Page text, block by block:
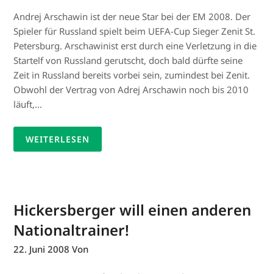
Andrej Arschawin ist der neue Star bei der EM 2008. Der
Spieler für Russland spielt beim UEFA-Cup Sieger Zenit St.
Petersburg. Arschawinist erst durch eine Verletzung in die
Startelf von Russland gerutscht, doch bald dürfte seine
Zeit in Russland bereits vorbei sein, zumindest bei Zenit.
Obwohl der Vertrag von Adrej Arschawin noch bis 2010
läuft,…
WEITERLESEN
Hickersberger will einen anderen
Nationaltrainer!
22. Juni 2008 Von